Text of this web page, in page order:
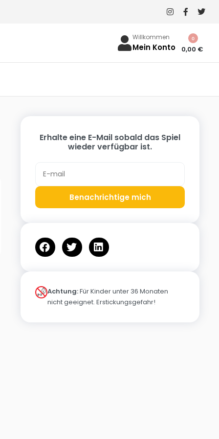
Willkommen
Mein Konto 0,00 €
0
Erhalte eine E-Mail sobald das Spiel
wieder verfügbar ist.
Benachrichtige mich
Achtung:Für Kinder unter 36 Monaten
nicht geeignet. Erstickungsgefahr!